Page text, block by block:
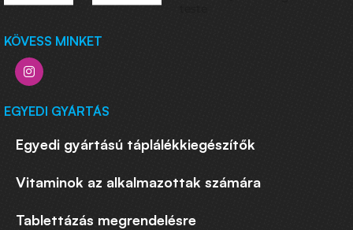
KÖVESS MINKET
EGYEDI GYÁRTÁS
Egyedi gyártású táplálékkiegészítők
Vitaminok az alkalmazottak számára
Tablettázás megrendelésre